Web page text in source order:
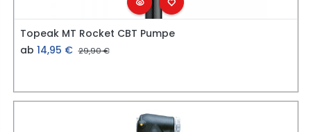
Topeak MT Rocket CBT Pumpe
ab 14,95 € 29,90€